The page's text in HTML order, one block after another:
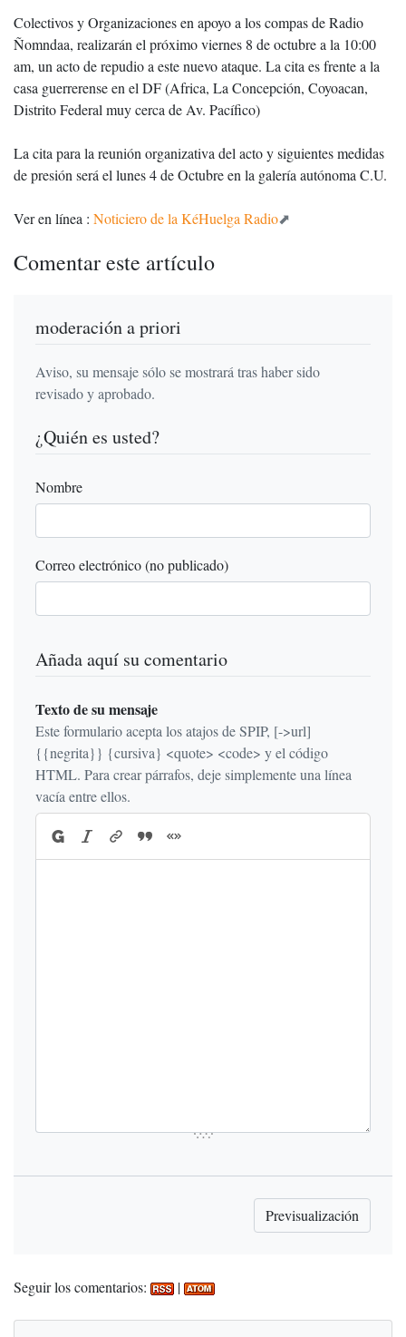
Colectivos y Organizaciones en apoyo a los compas de Radio
Ñomndaa, realizarán el próximo viernes 8 de octubre a la 10:00
am, un acto de repudio a este nuevo ataque. La cita es frente a la
casa guerrerense en el DF (Africa, La Concepción, Coyoacan,
Distrito Federal muy cerca de Av. Pacífico)
La cita para la reunión organizativa del acto y siguientes medidas
de presión será el lunes 4 de Octubre en la galería autónoma C.U.
Ver en línea : Noticiero de la KéHuelga Radio
Comentar este artículo
moderación a priori
Aviso, su mensaje sólo se mostrará tras haber sido
revisado y aprobado.
¿Quién es usted?
Nombre
Correo electrónico (no publicado)
Añada aquí su comentario
Texto de su mensaje
Este formulario acepta los atajos de SPIP, [->url]
{{negrita}} {cursiva} <quote> <code> y el código
HTML. Para crear párrafos, deje simplemente una línea
vacía entre ellos.
Seguir los comentarios: |